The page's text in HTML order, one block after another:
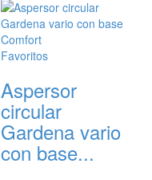
Favoritos
Aspersor
circular
Gardena vario
con base...